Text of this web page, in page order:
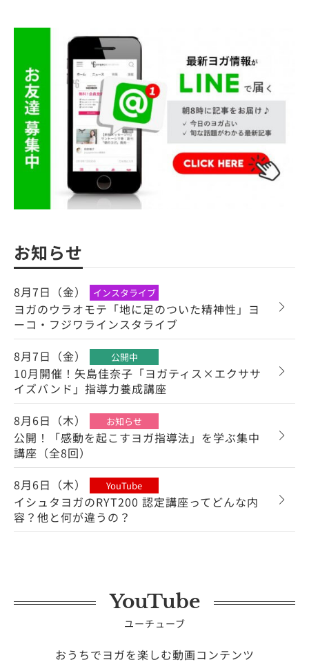
お知らせ
8月7日（金） インスタライブ
ヨガのウラオモテ「地に足のついた精神性」ヨ
ーコ・フジワラインスタライブ
8月7日（金）
公開中
10月開催！矢島佳奈子「ヨガティス×エクササ
イズバンド」指導力養成講座
8月6日（木）
お知らせ
公開！「感動を起こすヨガ指導法」を学ぶ集中
講座（全8回）
8月6日（木）
YouTube
イシュタヨガのRYT200 認定講座ってどんな内
容？他と何が違うの？
YouTube
ユーチューブ
おうちでヨガを楽しむ動画コンテンツ